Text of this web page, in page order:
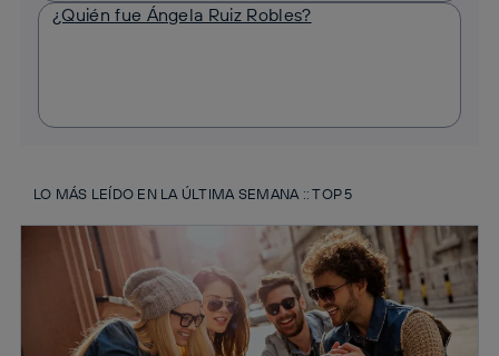
¿Quién fue Ángela Ruiz Robles?
LO MÁS LEÍDO EN LA ÚLTIMA SEMANA :: TOP 5